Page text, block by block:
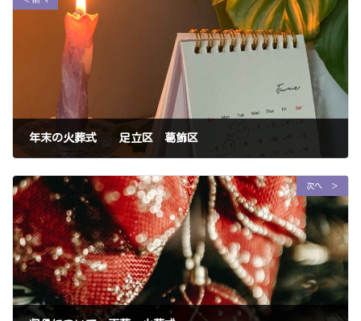
年末の火葬式 足立区 葛飾区
次へ ＞